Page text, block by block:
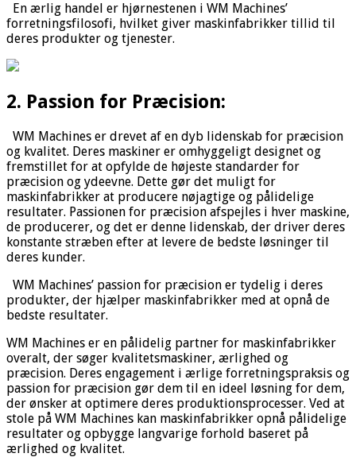
En ærlig handel er hjørnestenen i WM Machines’
forretningsfilosofi, hvilket giver maskinfabrikker tillid til
deres produkter og tjenester.
2. Passion for Præcision:
WM Machines er drevet af en dyb lidenskab for præcision
og kvalitet. Deres maskiner er omhyggeligt designet og
fremstillet for at opfylde de højeste standarder for
præcision og ydeevne. Dette gør det muligt for
maskinfabrikker at producere nøjagtige og pålidelige
resultater. Passionen for præcision afspejles i hver maskine,
de producerer, og det er denne lidenskab, der driver deres
konstante stræben efter at levere de bedste løsninger til
deres kunder.
WM Machines’ passion for præcision er tydelig i deres
produkter, der hjælper maskinfabrikker med at opnå de
bedste resultater.
WM Machines er en pålidelig partner for maskinfabrikker
overalt, der søger kvalitetsmaskiner, ærlighed og
præcision. Deres engagement i ærlige forretningspraksis og
passion for præcision gør dem til en ideel løsning for dem,
der ønsker at optimere deres produktionsprocesser. Ved at
stole på WM Machines kan maskinfabrikker opnå pålidelige
resultater og opbygge langvarige forhold baseret på
ærlighed og kvalitet.